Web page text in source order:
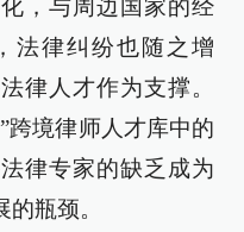
，与周边国家的经
法律纠纷也随之增
律人才作为支撑。
跨境律师人才库中的
律专家的缺乏成为
瓶颈。